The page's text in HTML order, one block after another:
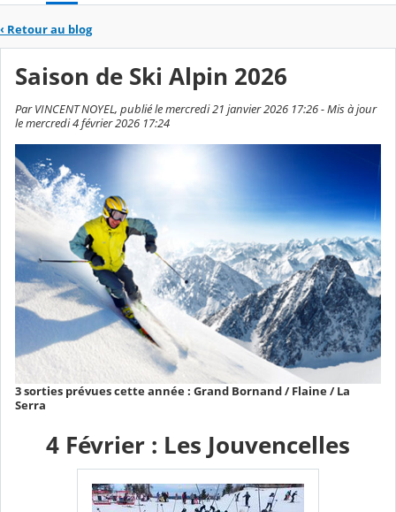
‹ Retour au blog
Saison de Ski Alpin 2026
Par VINCENT NOYEL, publié le mercredi 21 janvier 2026 17:26 - Mis à jour
le mercredi 4 février 2026 17:24
3 sorties prévues cette année : Grand Bornand / Flaine / La
Serra
4 Février : Les Jouvencelles